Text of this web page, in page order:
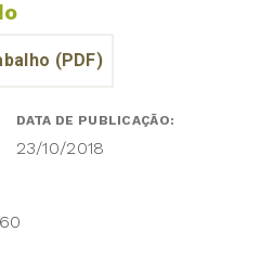
DATA DE PUBLICAÇÃO:
23/10/2018